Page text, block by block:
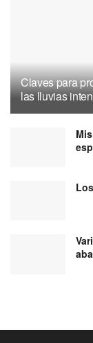
Claves para
las lluvias